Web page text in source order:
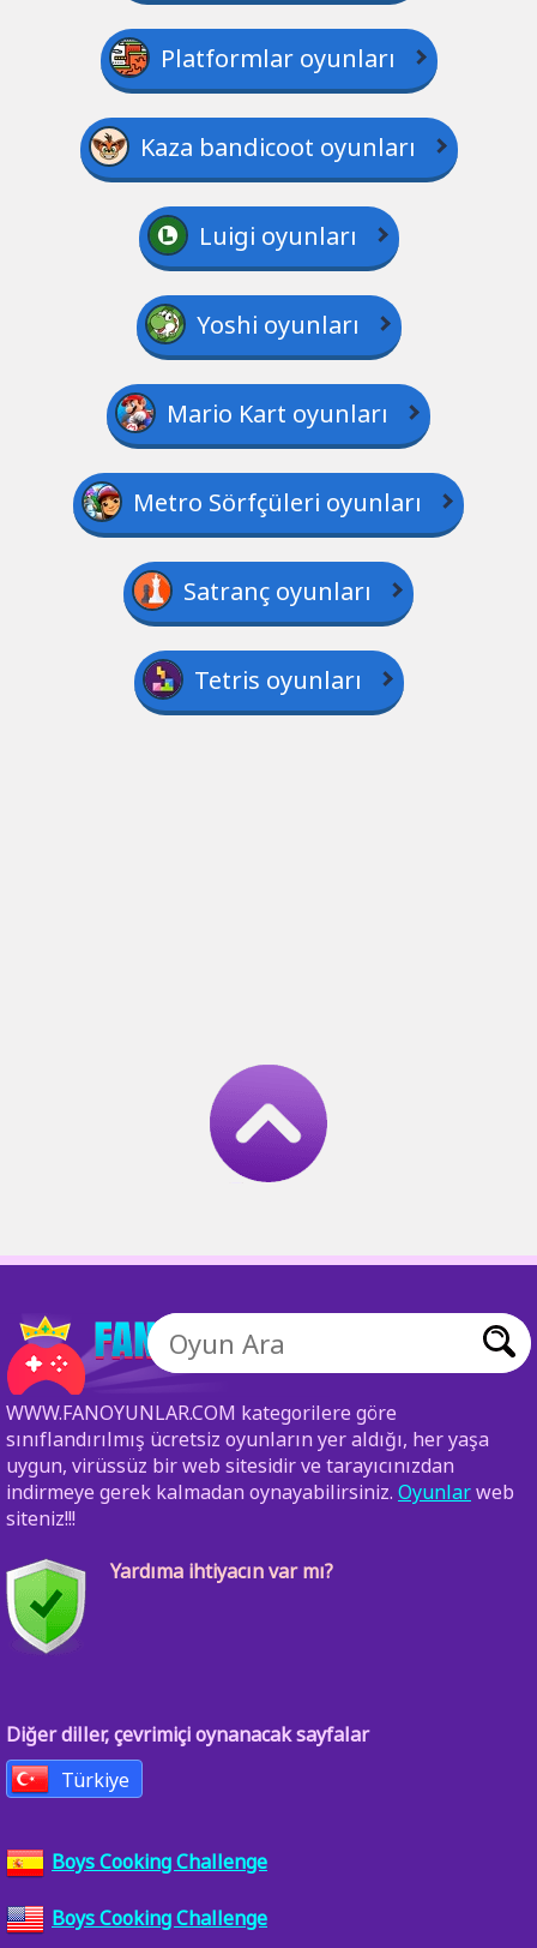
Platformlar oyunları
Kaza bandicoot oyunları
Luigi oyunları
Yoshi oyunları
Mario Kart oyunları
Metro Sörfçüleri oyunları
Satranç oyunları
Tetris oyunları
WWW.FANOYUNLAR.COM kategorilere göre
sınıflandırılmış ücretsiz oyunların yer aldığı, her yaşa
uygun, virüssüz bir web sitesidir ve tarayıcınızdan
indirmeye gerek kalmadan oynayabilirsiniz. Oyunlarweb
siteniz!!!
Yardıma ihtiyacın var mı?
Diğer diller, çevrimiçi oynanacak sayfalar
Türkiye
Boys Cooking Challenge
Boys Cooking Challenge